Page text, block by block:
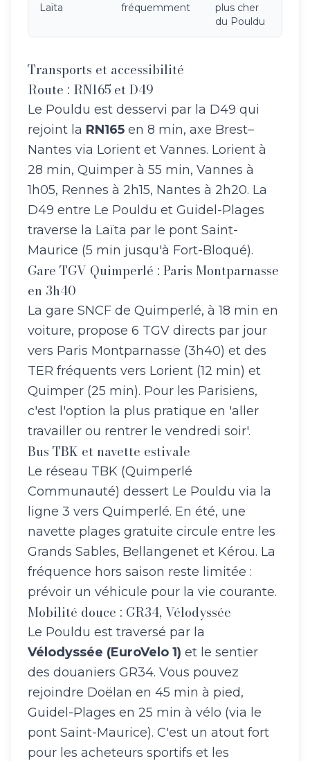
Laïta fréquemment
plus cher
du Pouldu
Transports et accessibilité
Route : RN165 et D49
Le Pouldu est desservi par la D49 qui
rejoint la RN165 en 8 min, axe Brest–
Nantes via Lorient et Vannes. Lorient à
28 min, Quimper à 55 min, Vannes à
1h05, Rennes à 2h15, Nantes à 2h20. La
D49 entre Le Pouldu et Guidel-Plages
traverse la Laïta par le pont Saint-
Maurice (5 min jusqu'à Fort-Bloqué).
Gare TGV Quimperlé : Paris Montparnasse
en 3h40
La gare SNCF de Quimperlé, à 18 min en
voiture, propose 6 TGV directs par jour
vers Paris Montparnasse (3h40) et des
TER fréquents vers Lorient (12 min) et
Quimper (25 min). Pour les Parisiens,
c'est l'option la plus pratique en 'aller
travailler ou rentrer le vendredi soir'.
Bus TBK et navette estivale
Le réseau TBK (Quimperlé
Communauté) dessert Le Pouldu via la
ligne 3 vers Quimperlé. En été, une
navette plages gratuite circule entre les
Grands Sables, Bellangenet et Kérou. La
fréquence hors saison reste limitée :
prévoir un véhicule pour la vie courante.
Mobilité douce : GR34, Vélodyssée
Le Pouldu est traversé par la
Vélodyssée (EuroVelo 1) et le sentier
des douaniers GR34. Vous pouvez
rejoindre Doëlan en 45 min à pied,
Guidel-Plages en 25 min à vélo (via le
pont Saint-Maurice). C'est un atout fort
pour les acheteurs sportifs et les